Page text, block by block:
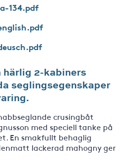
134.pdf
härlig 2-kabiners
seglingsegenskaper
crusingbåt
med speciell tanke på
En smakfullt behaglig
lackerad mahogny ger